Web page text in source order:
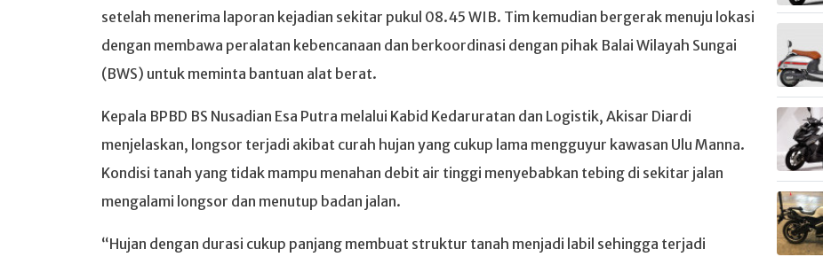
setelah menerima laporan kejadian sekitar pukul 08.45 WIB. Tim kemudian bergerak menuju lokasi
dengan membawa peralatan kebencanaan dan berkoordinasi dengan pihak Balai Wilayah Sungai
(BWS) untuk meminta bantuan alat berat.
Kepala BPBD BS Nusadian Esa Putra melalui Kabid Kedaruratan dan Logistik, Akisar Diardi
menjelaskan, longsor terjadi akibat curah hujan yang cukup lama mengguyur kawasan Ulu Manna.
Kondisi tanah yang tidak mampu menahan debit air tinggi menyebabkan tebing di sekitar jalan
mengalami longsor dan menutup badan jalan.
“Hujan dengan durasi cukup panjang membuat struktur tanah menjadi labil sehingga terjadi